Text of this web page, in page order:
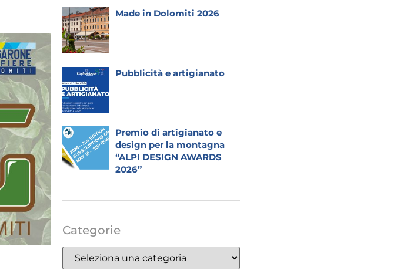
Made in Dolomiti 2026
Pubblicità e artigianato
Premio di artigianato e
design per la montagna
“ALPI DESIGN AWARDS
2026”
Categorie